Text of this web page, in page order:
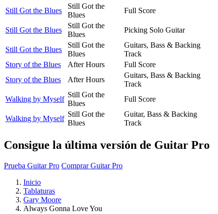
Still Got the Blues
Still Got the
Blues
Full Score
Still Got the Blues
Still Got the
Blues
Picking Solo Guitar
Still Got the Blues
Still Got the
Blues
Guitars, Bass & Backing
Track
Story of the Blues
After Hours
Full Score
Story of the Blues
After Hours
Guitars, Bass & Backing
Track
Walking by Myself
Still Got the
Blues
Full Score
Walking by Myself
Still Got the
Blues
Guitar, Bass & Backing
Track
Consigue la última versión de Guitar Pro
Prueba Guitar Pro Comprar Guitar Pro
Inicio
Tablaturas
Gary Moore
Always Gonna Love You